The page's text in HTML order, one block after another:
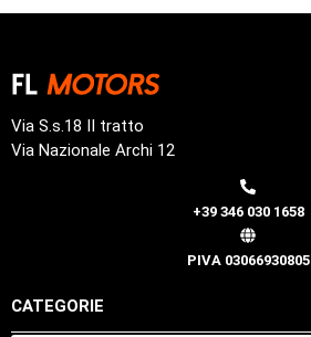
Via S.s.18 II tratto
Via Nazionale Archi 12
+39 346 030 1658
PIVA 03066930805
CATEGORIE